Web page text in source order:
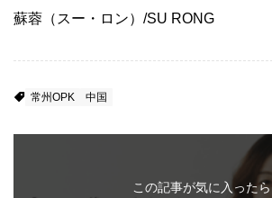
蘇蓉（スー・ロン）/SU RONG
常州OPK 中国
この記事が気に入ったら